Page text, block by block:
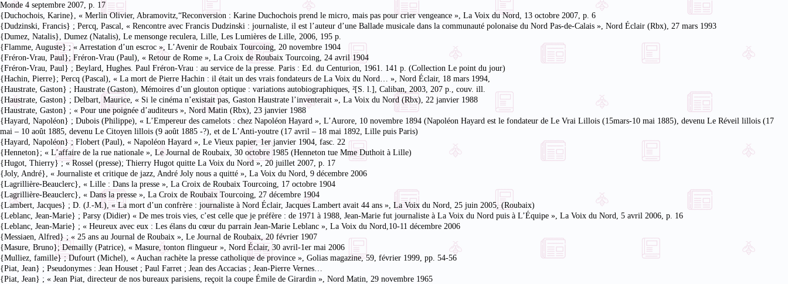
Monde 4 septembre 2007, p. 17
{Duchochois, Karine}, « Merlin Olivier, Abramovitz,“Reconversion : Karine Duchochois prend le micro, mais pas pour crier vengeance », La Voix du Nord, 13 octobre 2007, p. 6
{Dudzinski, Francis} ; Percq, Pascal, « Rencontre avec Francis Dudzinski : journaliste, il est l’auteur d’une Ballade musicale dans la communauté polonaise du Nord Pas-de-Calais », Nord Éclair (Rbx), 27 mars 1993
{Dumez, Natalis}, Dumez (Natalis), Le mensonge reculera, Lille, Les Lumières de Lille, 2006, 195 p.
{Flamme, Auguste} ; « Arrestation d’un escroc », L’Avenir de Roubaix Tourcoing, 20 novembre 1904
{Fréron-Vrau, Paul}; Fréron-Vrau (Paul), « Retour de Rome », La Croix de Roubaix Tourcoing, 24 avril 1904
{Fréron-Vrau, Paul} ; Beylard, Hughes. Paul Fréron-Vrau : au service de la presse. Paris : Ed. du Centurion, 1961. 141 p. (Collection Le point du jour)
{Hachin, Pierre}; Percq (Pascal), « La mort de Pierre Hachin : il était un des vrais fondateurs de La Voix du Nord… », Nord Éclair, 18 mars 1994,
{Haustrate, Gaston} ; Haustrate (Gaston), Mémoires d’un glouton optique : variations autobiographiques, ²[S. l.], Caliban, 2003, 207 p., couv. ill.
{Haustrate, Gaston} ; Delbart, Maurice, « Si le cinéma n’existait pas, Gaston Haustrate l’inventerait », La Voix du Nord (Rbx), 22 janvier 1988
{Haustrate, Gaston} ; « Pour une poignée d’auditeurs », Nord Matin (Rbx), 23 janvier 1988
{Hayard, Napoléon} ; Dubois (Philippe), « L’Empereur des camelots : chez Napoléon Hayard », L’Aurore, 10 novembre 1894 (Napoléon Hayard est le fondateur de Le Vrai Lillois (15mars-10 mai 1885), devenu Le Réveil lillois (17
mai – 10 août 1885, devenu Le Citoyen lillois (9 août 1885 -?), et de L’Anti-youtre (17 avril – 18 mai 1892, Lille puis Paris)
{Hayard, Napoléon} ; Flobert (Paul), « Napoléon Hayard », Le Vieux papier, 1er janvier 1904, fasc. 22
{Henneton}; « L’affaire de la rue nationale », Le Journal de Roubaix, 30 octobre 1985 (Henneton tue Mme Duthoit à Lille)
{Hugot, Thierry} ; « Rossel (presse); Thierry Hugot quitte La Voix du Nord », 20 juillet 2007, p. 17
{Joly, André}, « Journaliste et critique de jazz, André Joly nous a quitté », La Voix du Nord, 9 décembre 2006
{Lagrillière-Beauclerc}, « Lille : Dans la presse », La Croix de Roubaix Tourcoing, 17 octobre 1904
{Lagrillière-Beauclerc}, « Dans la presse », La Croix de Roubaix Tourcoing, 27 décembre 1904
{Lambert, Jacques} ; D. (J.-M.), « La mort d’un confrère : journaliste à Nord Éclair, Jacques Lambert avait 44 ans », La Voix du Nord, 25 juin 2005, (Roubaix)
{Leblanc, Jean-Marie} ; Parsy (Didier) « De mes trois vies, c’est celle que je préfère : de 1971 à 1988, Jean-Marie fut journaliste à La Voix du Nord puis à L’Équipe », La Voix du Nord, 5 avril 2006, p. 16
{Leblanc, Jean-Marie} ; « Heureux avec eux : Les élans du cœur du parrain Jean-Marie Leblanc », La Voix du Nord,10-11 décembre 2006
{Messiaen, Alfred} ; « 25 ans au Journal de Roubaix », Le Journal de Roubaix, 20 février 1907
{Masure, Bruno}; Demailly (Patrice), « Masure, tonton flingueur », Nord Éclair, 30 avril-1er mai 2006
{Mulliez, famille} ; Dufourt (Michel), « Auchan rachète la presse catholique de province », Golias magazine, 59, février 1999, pp. 54-56
{Piat, Jean} ; Pseudonymes : Jean Houset ; Paul Farret ; Jean des Accacias ; Jean-Pierre Vernes…
{Piat, Jean} ; « Jean Piat, directeur de nos bureaux parisiens, reçoit la coupe Émile de Girardin », Nord Matin, 29 novembre 1965